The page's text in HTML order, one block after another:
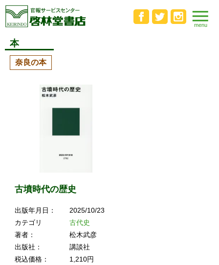
本
奈良の本
古墳時代の歴史
出版年月日：
2025/10/23
カテゴリ
古代史
著者：
松木武彦
出版社：
講談社
税込価格：
1,210円